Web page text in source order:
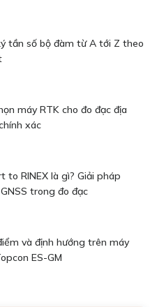
tần số bộ đàm từ A tới Z theo
máy RTK cho đo đạc địa
xác
to RINEX là gì? Giải pháp
trong đo đạc
và định hướng trên máy
ES-GM